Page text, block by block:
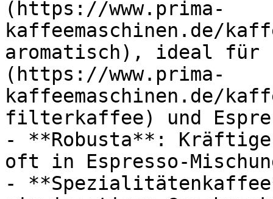
(https://www.prima-
kaffeemaschinen.de/
aromatisch), ideal
(https://www.prima-
kaffeemaschinen.de/
filterkaffee) und
- **Robusta**:
oft in Espresso-
-